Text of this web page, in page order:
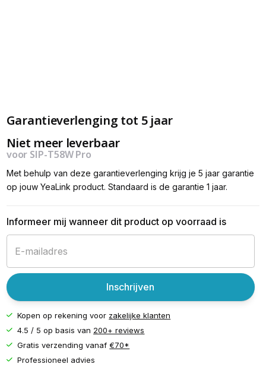
Garantieverlenging tot 5 jaar
Niet meer leverbaar
voor SIP-T58W Pro
Met behulp van deze garantieverlenging krijg je 5 jaar garantie
op jouw YeaLink product. Standaard is de garantie 1 jaar.
Informeer mij wanneer dit product op voorraad is
Inschrijven
Kopen op rekening voor zakelijke klanten
4.5 / 5 op basis van 200+ reviews
Gratis verzending vanaf€70*
Professioneel advies